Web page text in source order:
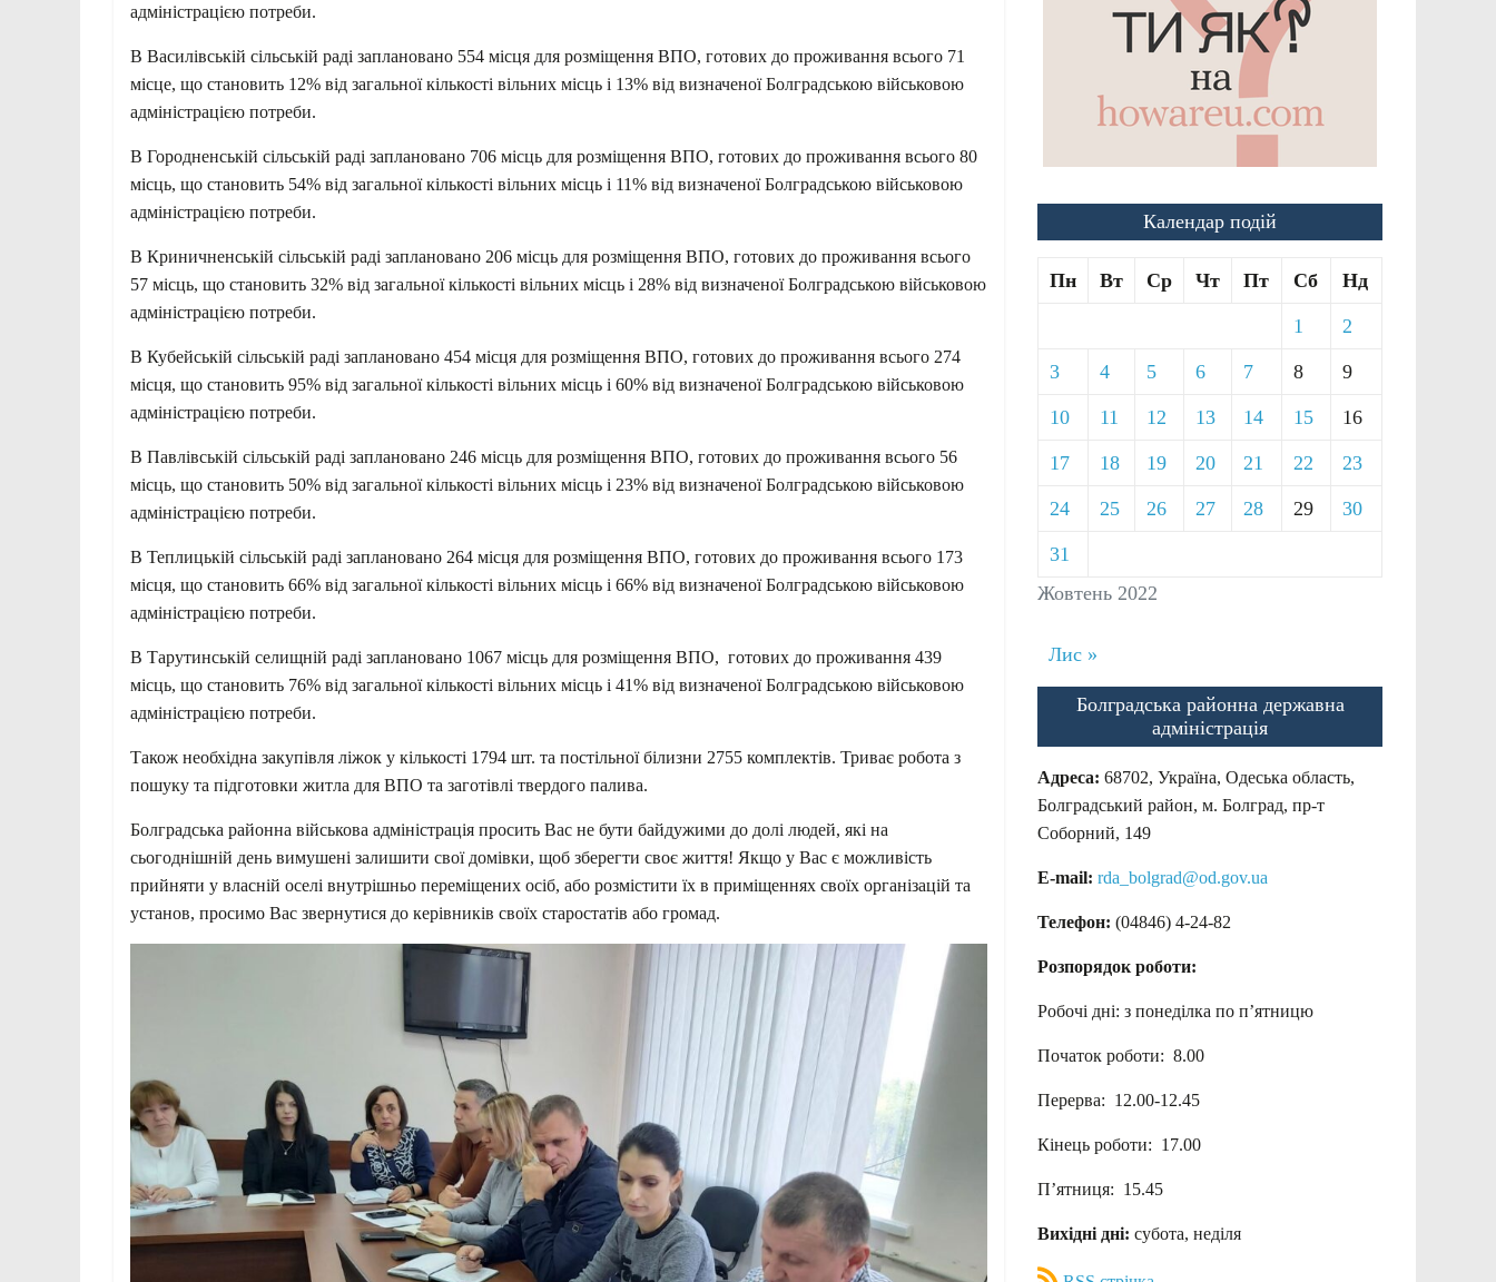
адміністрацією потреби.
В Василівській сільській раді заплановано 554 місця для розміщення ВПО, готових до проживання всього 71
місце, що становить 12% від загальної кількості вільних місць і 13% від визначеної Болградською військовою
адміністрацією потреби.
В Городненській сільській раді заплановано 706 місць для розміщення ВПО, готових до проживання всього 80
місць, що становить 54% від загальної кількості вільних місць і 11% від визначеної Болградською військовою
адміністрацією потреби.
В Криничненській сільській раді заплановано 206 місць для розміщення ВПО, готових до проживання всього
57 місць, що становить 32% від загальної кількості вільних місць і 28% від визначеної Болградською військовою
адміністрацією потреби.
В Кубейській сільській раді заплановано 454 місця для розміщення ВПО, готових до проживання всього 274
місця, що становить 95% від загальної кількості вільних місць і 60% від визначеної Болградською військовою
адміністрацією потреби.
В Павлівській сільській раді заплановано 246 місць для розміщення ВПО, готових до проживання всього 56
місць, що становить 50% від загальної кількості вільних місць і 23% від визначеної Болградською військовою
адміністрацією потреби.
В Теплицькій сільській раді заплановано 264 місця для розміщення ВПО, готових до проживання всього 173
місця, що становить 66% від загальної кількості вільних місць і 66% від визначеної Болградською військовою
адміністрацією потреби.
В Тарутинській селищній раді заплановано 1067 місць для розміщення ВПО, готових до проживання 439
місць, що становить 76% від загальної кількості вільних місць і 41% від визначеної Болградською військовою
адміністрацією потреби.
Також необхідна закупівля ліжок у кількості 1794 шт. та постільної білизни 2755 комплектів. Триває робота з
пошуку та підготовки житла для ВПО та заготівлі твердого палива.
Болградська районна військова адміністрація просить Вас не бути байдужими до долі людей, які на
сьогоднішній день вимушені залишити свої домівки, щоб зберегти своє життя! Якщо у Вас є можливість
прийняти у власній оселі внутрішньо переміщених осіб, або розмістити їх в приміщеннях своїх організацій та
установ, просимо Вас звернутися до керівників своїх старостатів або громад.
Календар подій
Жовтень 2022
Пн Вт Ср Чт Пт Сб Нд
1 2
3 4 5 6 7 8 9
10 11 12 13 14 15 16
17 18 19 20 21 22 23
24 25 26 27 28 29 30
31
Лис »
Болградська районна державна
адміністрація
Адреса: 68702, Україна, Одеська область,
Болградський район, м. Болград, пр-т
Соборний, 149
E-mail: rda_bolgrad@od.gov.ua
Телефон: (04846) 4-24-82
Розпорядок роботи:
Робочі дні: з понеділка по п’ятницю
Початок роботи: 8.00
Перерва: 12.00-12.45
Кінець роботи: 17.00
П’ятниця: 15.45
Вихідні дні: субота, неділя